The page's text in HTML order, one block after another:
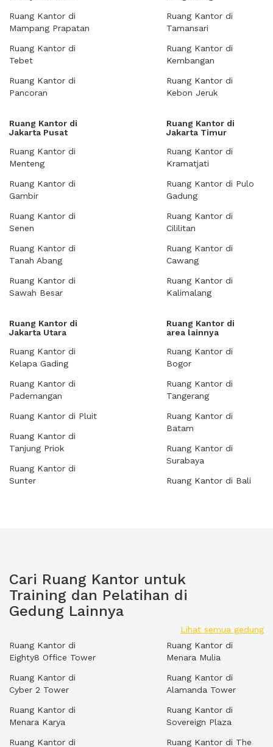
Ruang Kantor di
Mampang Prapatan
Ruang Kantor di
Tebet
Ruang Kantor di
Pancoran
Ruang Kantor di
Tamansari
Ruang Kantor di
Kembangan
Ruang Kantor di
Kebon Jeruk
Ruang Kantor di
Jakarta Pusat
Ruang Kantor di
Menteng
Ruang Kantor di
Gambir
Ruang Kantor di
Senen
Ruang Kantor di
Tanah Abang
Ruang Kantor di
Sawah Besar
Ruang Kantor di
Jakarta Timur
Ruang Kantor di
Kramatjati
Ruang Kantor di Pulo
Gadung
Ruang Kantor di
Cililitan
Ruang Kantor di
Cawang
Ruang Kantor di
Kalimalang
Ruang Kantor di
Jakarta Utara
Ruang Kantor di
Kelapa Gading
Ruang Kantor di
Pademangan
Ruang Kantor di Pluit
Ruang Kantor di
Tanjung Priok
Ruang Kantor di
Sunter
Ruang Kantor di
area lainnya
Ruang Kantor di
Bogor
Ruang Kantor di
Tangerang
Ruang Kantor di
Batam
Ruang Kantor di
Surabaya
Ruang Kantor di Bali
Cari Ruang Kantor untuk
Training dan Pelatihan di
Gedung Lainnya
Lihat semua gedung
Ruang Kantor di
Eighty8 Office Tower
Ruang Kantor di
Cyber 2 Tower
Ruang Kantor di
Menara Karya
Ruang Kantor di
Ruang Kantor di
Menara Mulia
Ruang Kantor di
Alamanda Tower
Ruang Kantor di
Sovereign Plaza
Ruang Kantor di The